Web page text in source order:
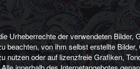
Urheberrechte der verwendeten Bilder,
beachten, von ihm selbst erstellte Bilder,
nutzen oder auf lizenzfreie Grafiken,